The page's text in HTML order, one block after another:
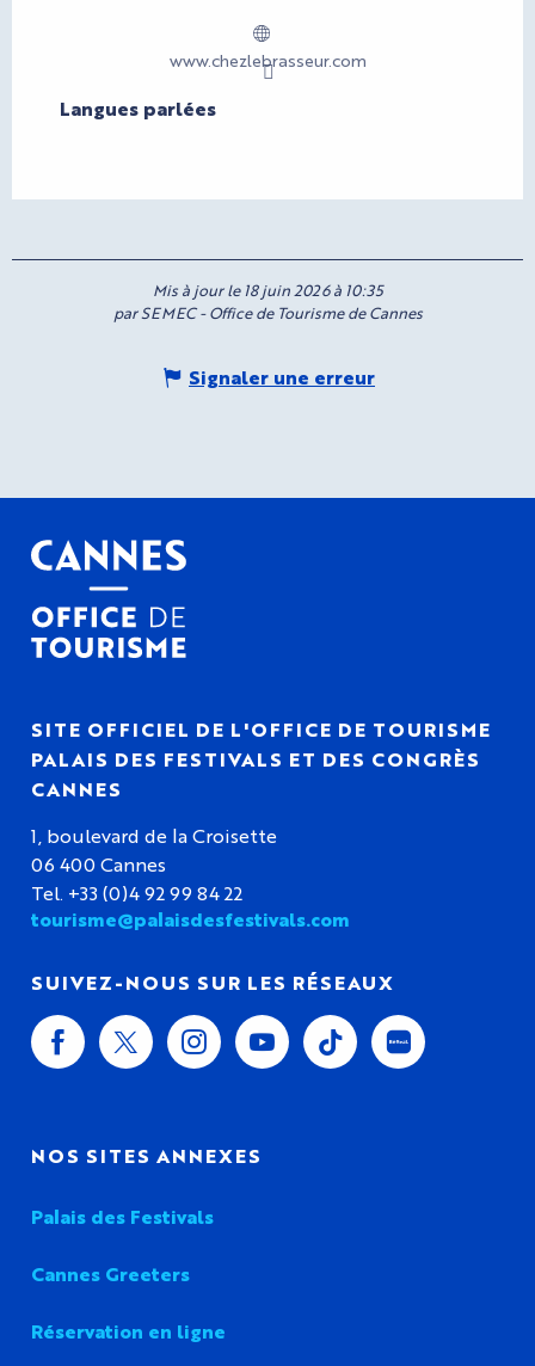
www.chezlebrasseur.com
Langues parlées
Langues parlées
Mis à jour le 18 juin 2026 à 10:35
par SEMEC - Office de Tourisme de Cannes
Signaler une erreur
SITE OFFICIEL DE L'OFFICE DE TOURISME
PALAIS DES FESTIVALS ET DES CONGRÈS
CANNES
1, boulevard de la Croisette
06 400 Cannes
Tel. +33 (0)4 92 99 84 22
tourisme@palaisdesfestivals.com
SUIVEZ-NOUS SUR LES RÉSEAUX
NOS SITES ANNEXES
Palais des Festivals
Cannes Greeters
Réservation en ligne